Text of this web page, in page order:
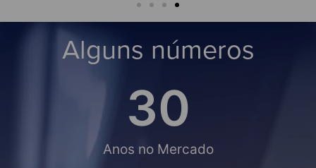
Alguns números
Anos no Mercado
30